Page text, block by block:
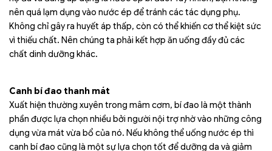
nên quá lạm dụng vào nước ép để tránh các tác dụng phụ.
Không chỉ gây ra huyết áp thấp, còn có thể khiến cơ thể kiệt sức
vì thiếu chất. Nên chúng ta phải kết hợp ăn uống đầy đủ các
chất dinh dưỡng khác.
Canh bí đao thanh mát
Xuất hiện thường xuyên trong mâm cơm, bí đao là một thành
phần được lựa chọn nhiều bởi người nội trợ nhờ vào những công
dụng vừa mát vừa bổ của nó. Nếu không thể uống nước ép thì
canh bí đao cũng là một sự lựa chọn tốt để dưỡng da và giảm